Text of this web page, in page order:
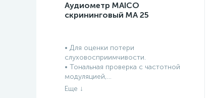
Аудиометр MAICO
скрининговый МА 25
• Для оценки потери
слуховосприимчивости.
• Тональная проверка с частотной
модуляцией,...